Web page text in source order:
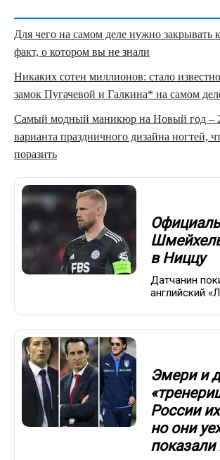
Для чего на самом деле нужно закрывать
факт, о котором вы не знали
Никаких сотен миллионов: стало
замок Пугачевой и Галкина* на самом
Самый модный маникюр на Новый год –
варианта праздничного дизайна ногтей,
поразить
в Ниццу
Датчанин
английский
Эмери и
России
но они
показали